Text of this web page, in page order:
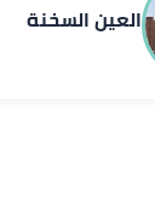
العين السخنة